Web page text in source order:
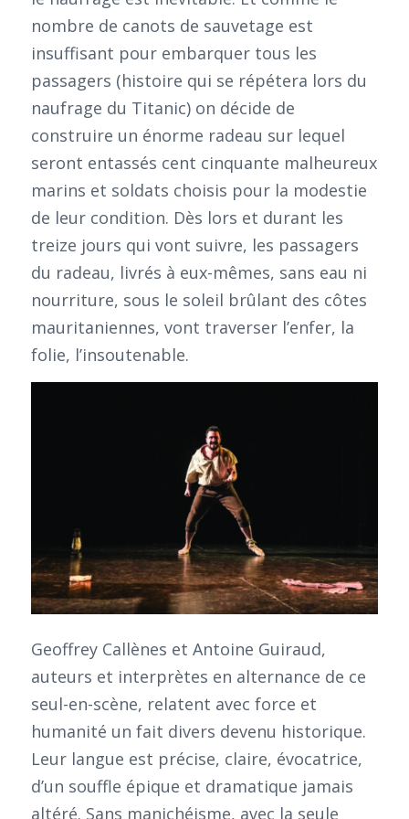
nombre de canots de sauvetage est
insuffisant pour embarquer tous les
passagers (histoire qui se répétera lors du
naufrage du Titanic) on décide de
construire un énorme radeau sur lequel
seront entassés cent cinquante malheureux
marins et soldats choisis pour la modestie
de leur condition. Dès lors et durant les
treize jours qui vont suivre, les passagers
du radeau, livrés à eux-mêmes, sans eau ni
nourriture, sous le soleil brûlant des côtes
mauritaniennes, vont traverser l’enfer, la
folie, l’insoutenable.
Geoffrey Callènes et Antoine Guiraud,
auteurs et interprètes en alternance de ce
seul-en-scène, relatent avec force et
humanité un fait divers devenu historique.
Leur langue est précise, claire, évocatrice,
d’un souffle épique et dramatique jamais
altéré. Sans manichéisme, avec la seule